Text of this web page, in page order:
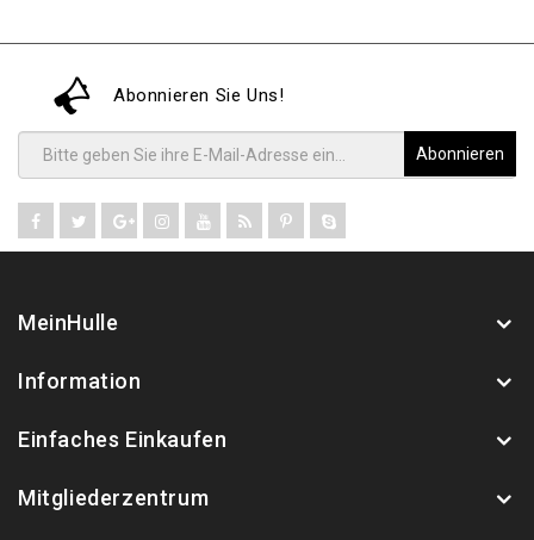
Abonnieren Sie Uns!
Abonnieren
MeinHulle
Information
Einfaches Einkaufen
Mitgliederzentrum